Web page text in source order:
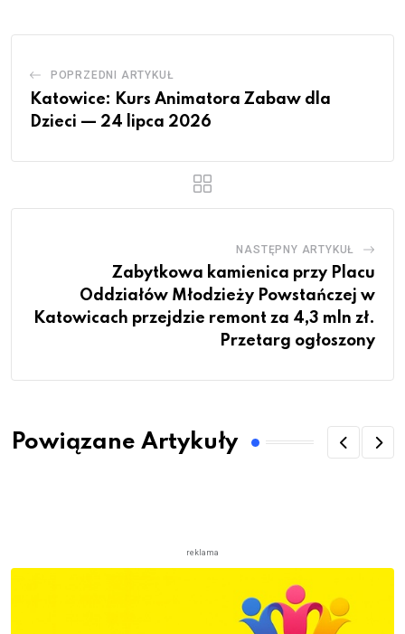
POPRZEDNI ARTYKUŁ
Katowice: Kurs Animatora Zabaw dla
Dzieci — 24 lipca 2026
NASTĘPNY ARTYKUŁ
Zabytkowa kamienica przy Placu
Oddziałów Młodzieży Powstańczej w
Katowicach przejdzie remont za 4,3 mln zł.
Przetarg ogłoszony
Powiązane Artykuły
reklama